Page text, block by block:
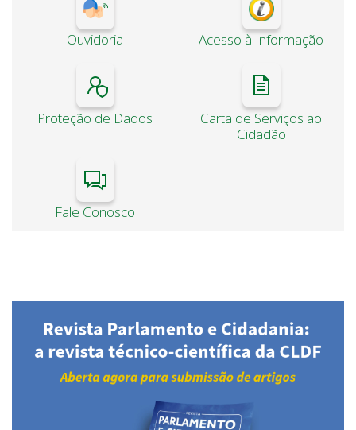
Ouvidoria Acesso à Informação
Proteção de Dados
Carta de Serviços ao
Cidadão
Fale Conosco